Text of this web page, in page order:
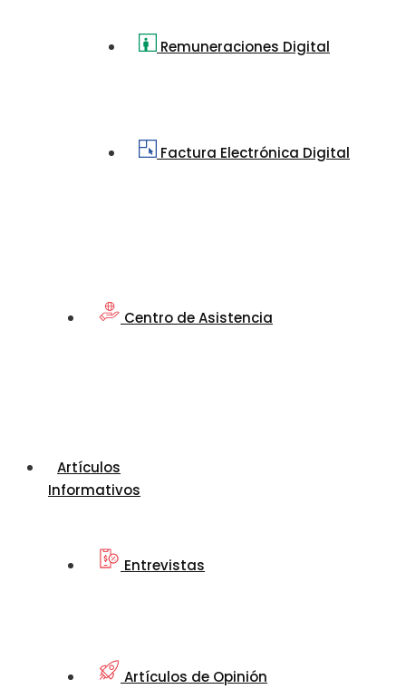
Remuneraciones Digital
Factura Electrónica Digital
Centro de Asistencia
Artículos
Informativos
Entrevistas
Artículos de Opinión